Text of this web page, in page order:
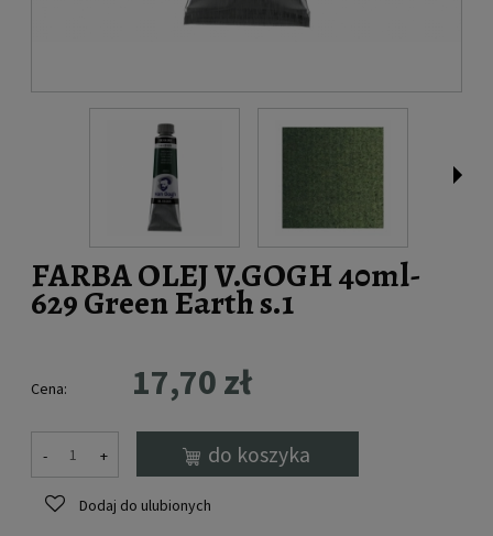
FARBA OLEJ V.GOGH 40ml-
629 Green Earth s.1
Cena: 17,70 zł
- + do koszyka
Dodaj do ulubionych